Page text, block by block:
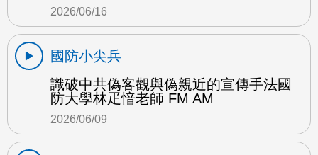
2026/06/16
國防小尖兵
識破中共偽客觀與偽親近的宣傳手法國
防大學林疋愔老師 FM AM
2026/06/09